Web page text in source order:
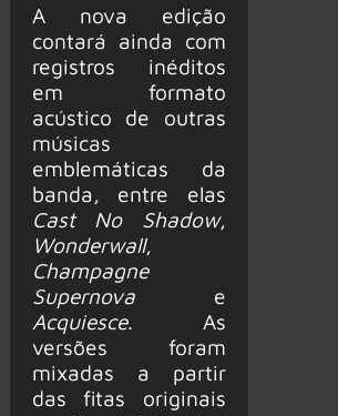
A nova edição
contará ainda com
registros inéditos
em formato
acústico de outras
músicas
emblemáticas da
banda, entre elas
Cast No Shadow,
Wonderwall,
Champagne
Supernovae
Acquiesce. As
versões foram
mixadas a partir
das fitas originais